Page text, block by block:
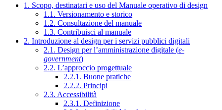
1. Scopo, destinatari e uso del Manuale operativo di design
1.1. Versionamento e storico
1.2. Consultazione del manuale
1.3. Contribuisci al manuale
2. Introduzione al design per i servizi pubblici digitali
2.1. Design per l’amministrazione digitale (e-
government)
2.2. L’approccio progettuale
2.2.1. Buone pratiche
2.2.2. Principi
2.3. Accessibilità
2.3.1. Definizione